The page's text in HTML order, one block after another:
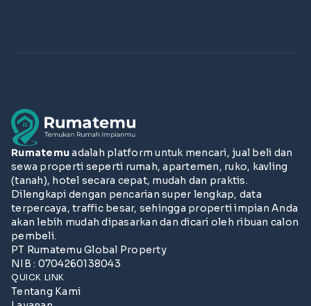
Rumatemuadalah platform untuk mencari, jual beli dan
sewa properti seperti rumah, apartemen, ruko, kavling
(tanah), hotel secara cepat, mudah dan praktis.
Dilengkapi dengan pencarian super lengkap, data
terpercaya, traffic besar, sehingga properti impian Anda
akan lebih mudah dipasarkan dan dicari oleh ribuan calon
pembeli.
PT Rumatemu Global Property
NIB : 0704260138043
QUICK LINK
Tentang Kami